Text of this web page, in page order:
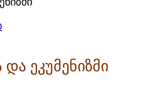
ეკუმენიზმი